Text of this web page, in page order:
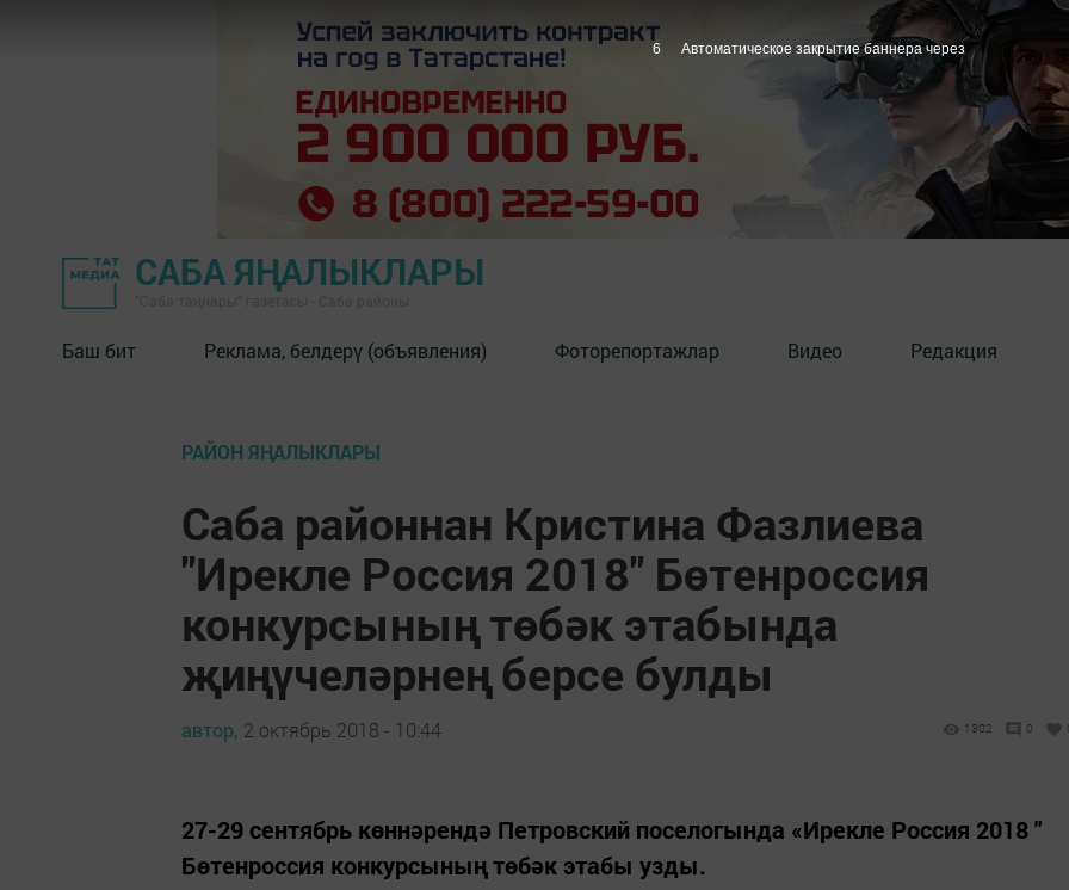
САБА ЯҢАЛЫКЛАРЫ
Баш бит Реклама, белдерү (объявления) Фоторепортажлар Видео Редакция
РАЙОН ЯҢАЛЫКЛАРЫ
Саба районнан Кристина Фазлиева
"Ирекле Россия 2018" Бөтенроссия
конкурсының төбәк этабында
җиңүчеләрнең берсе булды
автор, 2 октябрь 2018 - 10:44 1302 0
27-29 сентябрь көннәрендә Петровский поселогында «Ирекле Россия 2018 "
Бөтенроссия конкурсының төбәк этабы узды.
5 Автоматическое закрытие баннера через